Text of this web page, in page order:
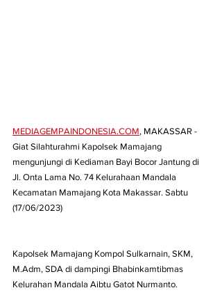
MEDIAGEMPAINDONESIA.COM, MAKASSAR -
Giat Silahturahmi Kapolsek Mamajang
mengunjungi di Kediaman Bayi Bocor Jantung di
Jl. Onta Lama No. 74 Kelurahaan Mandala
Kecamatan Mamajang Kota Makassar. Sabtu
(17/06/2023)
Kapolsek Mamajang Kompol Sulkarnain, SKM,
M.Adm, SDA di dampingi Bhabinkamtibmas
Kelurahan Mandala Aibtu Gatot Nurmanto.